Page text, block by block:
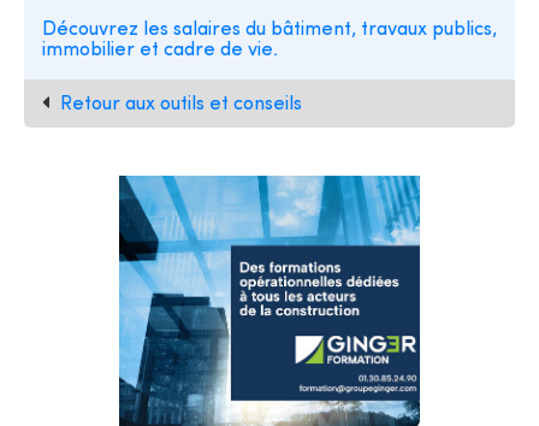
Découvrez les salaires du bâtiment, travaux publics,
immobilier et cadre de vie.
Retour aux outils et conseils